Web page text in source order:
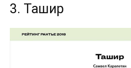
3. Ташир